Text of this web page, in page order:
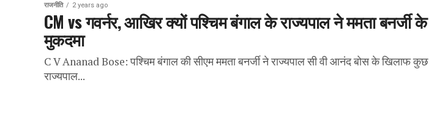
राजनीति 2 years ago
CM vs गवर्नर, आखिर क्यों पश्चिम बंगाल के राज्यपाल ने ममता बनर्जी
मुकदमा
C V Ananad Bose: पश्चिम बंगाल की सीएम ममता बनर्जी ने राज्यपाल सी वी आनंद बोस के खिलाफ
राज्यपाल...